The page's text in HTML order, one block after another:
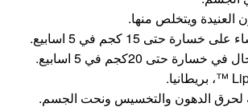
العنيدة ويتخلص منها.
خسارة حتى 15 كجم في 5 اسابيع.
حتى 20كجم في 5 اسابيع.